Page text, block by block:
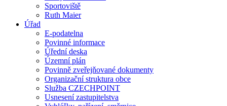
Sportoviště
Ruth Maier
Úřad
E-podatelna
Povinné informace
Úřední deska
Územní plán
Povinně zveřejňované dokumenty
Organizační struktura obce
Služba CZECHPOINT
Usnesení zastupitelstva